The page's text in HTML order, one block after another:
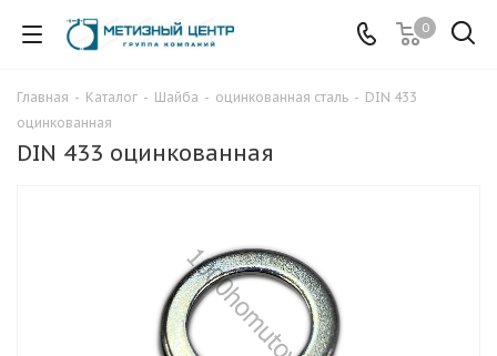
0
Главная - Каталог - Шайба - оцинкованная сталь - DIN 433
оцинкованная
DIN 433 оцинкованная